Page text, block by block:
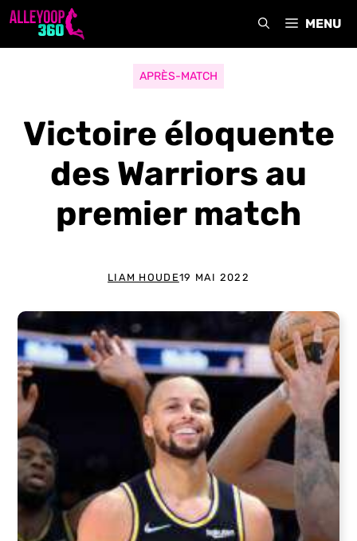
Aller
MENU
APRÈS-MATCH
Victoire éloquente
des Warriors au
premier match
LIAM HOUDE19 MAI 2022